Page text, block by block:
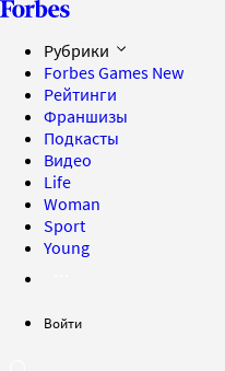
Рубрики
Forbes Games New
Рейтинги
Франшизы
Подкасты
Видео
Life
Woman
Sport
Young
Войти